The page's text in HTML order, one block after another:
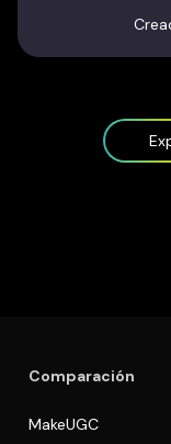
Comparación
MakeUGC